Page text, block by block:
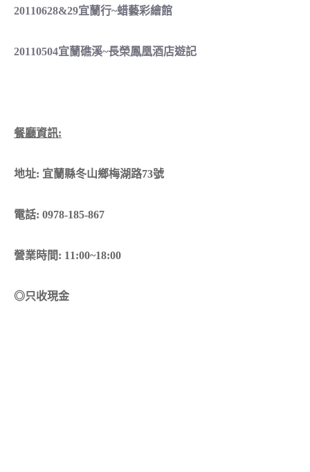
20110628&29宜蘭行~蜡藝彩繪館
20110504宜蘭礁溪~長榮鳳凰酒店遊記
餐廳資訊:
地址: 宜蘭縣冬山鄉梅湖路73號
電話: 0978-185-867
營業時間: 11:00~18:00
◎只收現金